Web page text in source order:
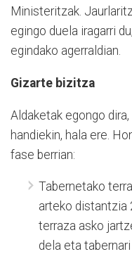
Ministeritzak.
egingo duela iragarri
egindako agerraldian.
Gizarte bizitza
Aldaketak egongo
handiekin, hala ere.
fase berrian:
Tabernetako
arteko distantzia
terraza asko
dela eta